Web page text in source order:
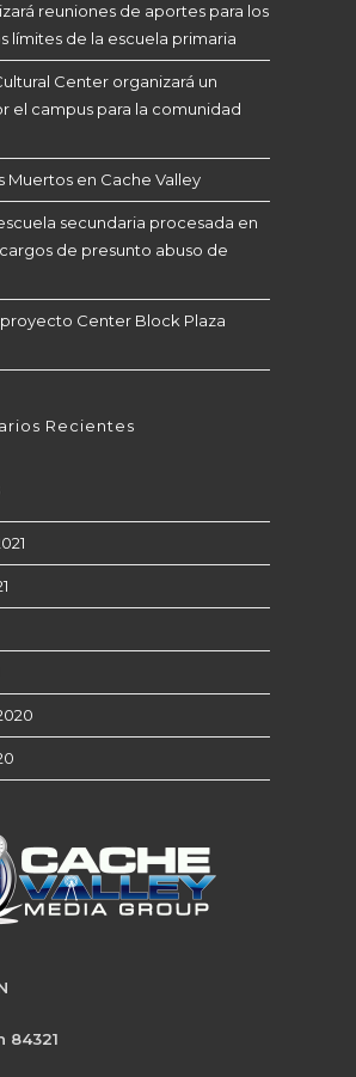
reuniones de aportes para los
límites de la escuela primaria
Center organizará un
el campus para la comunidad
Muertos en Cache Valley
secundaria procesada en
de presunto abuso de
Center Block Plaza
Recientes
84321